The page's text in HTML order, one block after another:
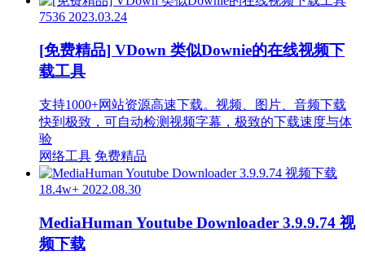
7536 2023.03.24
[免费精品] VDown 类似Downie的在线视频下
载工具
支持1000+网站资源高速下载。视频、图片、音频下载
快到极致，可自动检测视频字幕，极致的下载速度与体
验
网络工具 免费精品
18.4w+ 2022.08.30
MediaHuman Youtube Downloader 3.9.9.74 视
频下载